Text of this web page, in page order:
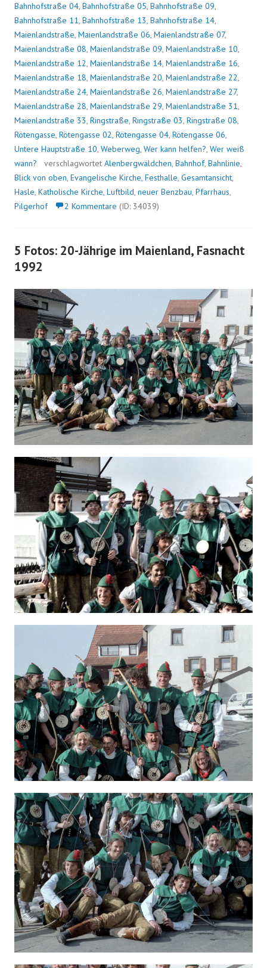
Bahnhofstraße 04, Bahnhofstraße 05, Bahnhofstraße 09,
Bahnhofstraße 11, Bahnhofstraße 13, Bahnhofstraße 14,
Maienlandstraße, Maienlandstraße 06, Maienlandstraße 07,
Maienlandstraße 08, Maienlandstraße 09, Maienlandstraße 10,
Maienlandstraße 12, Maienlandstraße 14, Maienlandstraße 16,
Maienlandstraße 18, Maienlandstraße 20, Maienlandstraße 22,
Maienlandstraße 24, Maienlandstraße 26, Maienlandstraße 27,
Maienlandstraße 28, Maienlandstraße 29, Maienlandstraße 31,
Maienlandstraße 33, Ringstraße, Ringstraße 03, Ringstraße 08,
Rötengasse, Rötengasse 02, Rötengasse 04, Rötengasse 06,
Untere Hauptstraße 10, Weberweg, Wer kann helfen?, Wer weiß
wann?
verschlagwortet Alenbergwäldchen, Bahnhof, Bahnlinie,
Blick von oben, Evangelische Kirche, Festhalle, Gesamtansicht,
Hasle, Katholische Kirche, Luftbild, neuer Benzbau, Pfarrhaus,
Pilgerhof
2 Kommentare (ID: 34039)
5 Fotos: 20-Jährige im Maienland, Fasnacht
1992